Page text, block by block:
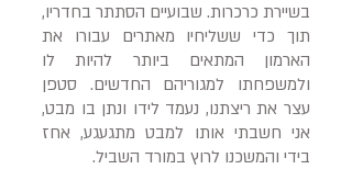
בשיירת כרכרות. שבועיים הסתתר בחדריו,
תוך כדי ששליחיו מאתרים עבורו את
הארמון המתאים ביותר להיות לו
ולמשפחתו למגוריהם החדשים. סטפן
עצר את ריצתנו, נעמד לידו ונתן בו מבט,
אני חשבתי אותו למבט מתגעגע, אחז
בידי והמשכנו לרוץ במורד השביל.